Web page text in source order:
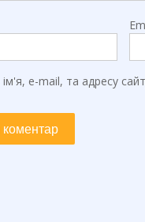
e-mail, та адресу